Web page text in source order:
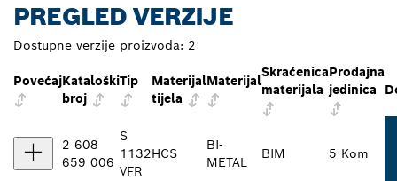
PREGLED VERZIJE
Dostupne verzije proizvoda: 2
PovećajKataloški
broj
Tip
Materijal
tijela
Materijal
Skraćenica
materijala
Prodajna
jedinica
2 608
659 006
S
1132
VFR
HCS
BI-
METAL
BIM 5 Kom